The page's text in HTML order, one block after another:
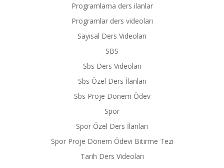
Programlama ders ilanlar
Programlar ders videoları
Sayısal Ders Videoları
SBS
Sbs Ders Videoları
Sbs Özel Ders İlanları
Sbs Proje Dönem Ödev
Spor
Spor Özel Ders İlanları
Spor Proje Dönem Ödevi Bitirme Tezi
Tarih Ders Videoları